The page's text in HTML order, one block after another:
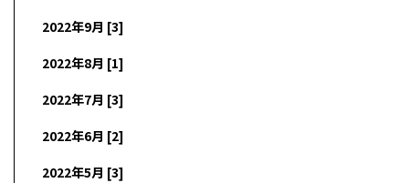
2022年9月 [3]
2022年8月 [1]
2022年7月 [3]
2022年6月 [2]
2022年5月 [3]